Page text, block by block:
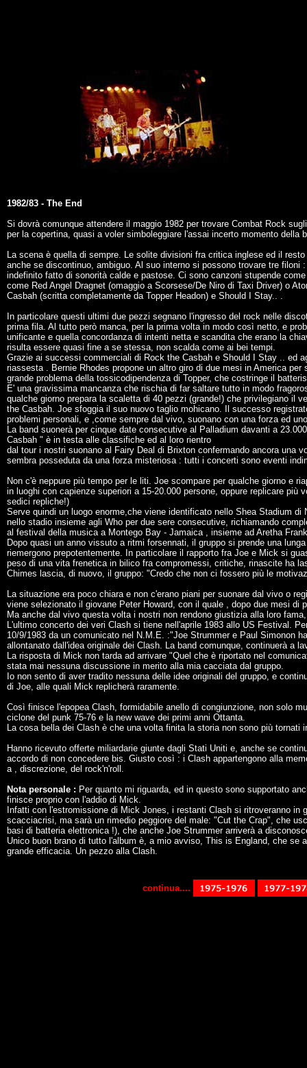
1982/83 - The End
Si dovrà comunque attendere il maggio 1982 per trovare Combat Rock
per la copertina, quasi a voler simboleggiare l'assai incerto momento della
La scena è quella di sempre. Le solite divisioni fra critica inglese ed il
anche se discontinuo, ambiguo. Al suo interno si possono trovare tre
indefinito fatto di sonorità calde e pastose. Ci sono canzoni stupende
come Red Angel Dragnet (omaggio a Scorsese/De Niro di Taxi Driver) o
Casbah (scritta completamente da Topper Headon) e Should I Stay.. .
In particolare questi ultimi due pezzi segnano l'ingresso del rock nelle
prima fila. Al tutto però manca, per la prima volta in modo così netto, e
unificante e quella concordanza di intenti netta e scandita che erano la
risulta essere quasi fine a se stessa, non scalda come ai bei tempi.
Grazie ai successi commerciali di Rock the Casbah e Should I Stay .. ed
riassesta . Bernie Rhodes propone un altro giro di due mesi in America
grande problema della tossicodipendenza di Topper, che costringe il
E' una gravissima mancanza che rischia di far saltare tutto in modo
qualche giorno prepara la scaletta di 40 pezzi (grande!) che privilegiano il
the Casbah. Joe sfoggia il suo nuovo taglio mohicano. Il successo
problemi personali, e ,come sempre dal vivo, suonano con una forza ed
La band suonerà per cinque date consecutive al Palladium davanti a
Casbah " è in testa alle classifiche ed al loro rientro
dal tour i nostri suonano al Fairy Deal di Brixton confermando ancora una
sembra posseduta da una forza misteriosa : tutti i concerti sono eventi
Non c'è neppure più tempo per le liti. Joe scompare per qualche giorno e
in luoghi con capienze superiori a 15-20.000 persone, oppure replicare
sedici repliche!)
Serve quindi un luogo enorme,che viene identificato nello Shea Stadium
nello stadio insieme agli Who per due sere consecutive, richiamando
al festival della musica a Montego Bay - Jamaica , insieme ad Aretha
Dopo quasi un anno vissuto a ritmi forsennati, il gruppo si prende una
riemergono prepotentemente. In particolare il rapporto fra Joe e Mick si
peso di una vita frenetica in bilico fra compromessi, critiche, rinascite ha
Chimes lascia, di nuovo, il gruppo: "Credo che non ci fossero più le
La situazione era poco chiara e non c'erano piani per suonare dal vivo o
viene selezionato il giovane Peter Howard, con il quale , dopo due mesi di
Ma anche dal vivo questa volta i nostri non rendono giustizia alla loro
L'ultimo concerto dei veri Clash si tiene nell'aprile 1983 allo US Festival.
10/9/1983 da un comunicato nel N.M.E. :"Joe Strummer e Paul Simonon
allontanato dall'idea originale dei Clash. La band comunque, continuerà a
La risposta di Mick non tarda ad arrivare "Quel che è riportato nel
stata mai nessuna discussione in merito alla mia cacciata dal gruppo.
Io non sento di aver tradito nessuna delle idee originali del gruppo, e
di Joe, alle quali Mick replicherà raramente.
Così finisce l'epopea Clash, formidabile anello di congiunzione, non solo
ciclone del punk 75-76 e la new wave dei primi anni Ottanta.
La cosa bella dei Clash è che una volta finita la storia non sono più tornati
Hanno ricevuto offerte miliardarie giunte dagli Stati Uniti e, anche se
accordo di non concedere bis. Giusto così : i Clash appartengono alla
a , discrezione, del rock'n'roll.
Nota personale : Per quanto mi riguarda, ed in questo sono supportato
finisce proprio con l'addio di Mick.
Infatti con l'estromissione di Mick Jones, i restanti Clash si ritroveranno in
scacciacrisi, ma sarà un rimedio peggiore del male: "Cut the Crap", che
basi di batteria elettronica !), che anche Joe Strummer arriverà a
Unico buon brano di tutto l'album è, a mio avviso, This is England, che
grande efficacia. Un pezzo alla Clash.
continua....